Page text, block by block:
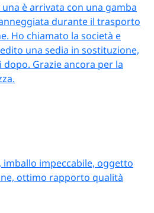
è arrivata con una gamba
durante il trasporto
Ho chiamato la società e
una sedia in sostituzione,
Grazie ancora per la
imballo impeccabile, oggetto
ottimo rapporto qualità